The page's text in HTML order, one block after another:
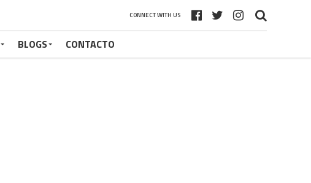
CONNECT WITH US
BLOGS CONTACTO